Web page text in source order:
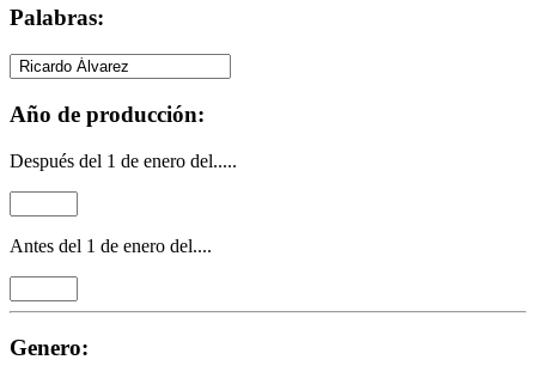
Palabras:
Año de producción:
Después del 1 de enero del.....
Antes del 1 de enero del....
Genero: